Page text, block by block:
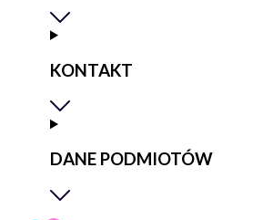
KONTAKT
DANE PODMIOTÓW